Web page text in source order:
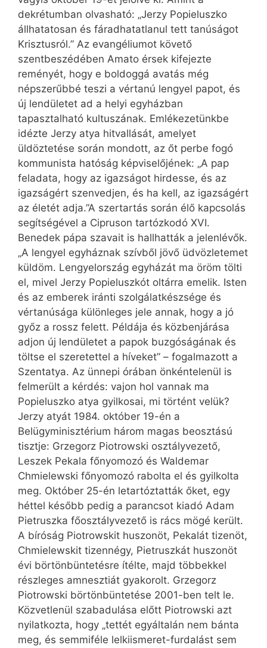
dekrétumban olvasható: „Jerzy Popieluszko
állhatatosan és fáradhatatlanul tett tanúságot
Krisztusról.” Az evangéliumot követő
szentbeszédében Amato érsek kifejezte
reményét, hogy e boldoggá avatás még
népszerűbbé teszi a vértanú lengyel papot, és
új lendületet ad a helyi egyházban
tapasztalható kultuszának. Emlékezetünkbe
idézte Jerzy atya hitvallását, amelyet
üldöztetése során mondott, az őt perbe fogó
kommunista hatóság képviselőjének: „A pap
feladata, hogy az igazságot hirdesse, és az
igazságért szenvedjen, és ha kell, az igazságért
az életét adja.”A szertartás során élő kapcsolás
segítségével a Cipruson tartózkodó XVI.
Benedek pápa szavait is hallhatták a jelenlévők.
„A lengyel egyháznak szívből jövő üdvözletemet
küldöm. Lengyelország egyházát ma öröm tölti
el, mivel Jerzy Popieluszkót oltárra emelik. Isten
és az emberek iránti szolgálatkészsége és
vértanúsága különleges jele annak, hogy a jó
győz a rossz felett. Példája és közbenjárása
adjon új lendületet a papok buzgóságának és
töltse el szeretettel a híveket” – fogalmazott a
Szentatya. Az ünnepi órában önkéntelenül is
felmerült a kérdés: vajon hol vannak ma
Popieluszko atya gyilkosai, mi történt velük?
Jerzy atyát 1984. október 19-én a
Belügyminisztérium három magas beosztású
tisztje: Grzegorz Piotrowski osztályvezető,
Leszek Pekala főnyomozó és Waldemar
Chmielewski főnyomozó rabolta el és gyilkolta
meg. Október 25-én letartóztatták őket, egy
héttel később pedig a parancsot kiadó Adam
Pietruszka főosztályvezető is rács mögé került.
A bíróság Piotrowskit huszonöt, Pekalát tizenöt,
Chmielewskit tizennégy, Pietruszkát huszonöt
évi börtönbüntetésre ítélte, majd többekkel
részleges amnesztiát gyakorolt. Grzegorz
Piotrowski börtönbüntetése 2001-ben telt le.
Közvetlenül szabadulása előtt Piotrowski azt
nyilatkozta, hogy „tettét egyáltalán nem bánta
meg, és semmiféle lelkiismeret-furdalást sem